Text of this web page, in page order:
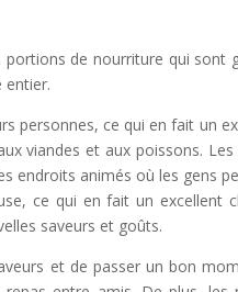
de nourriture qui sont
entier.
personnes, ce qui en fait un
viandes et aux poissons.
endroits animés où les gens
ce qui en fait un excellent
saveurs et goûts.
et de passer un bon